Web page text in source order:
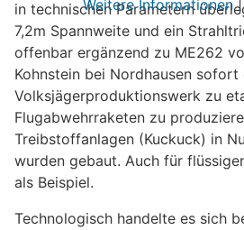
in technischen Parametern
7,2m Spannweite und ein
offenbar ergänzend zu ME262
Kohnstein bei Nordhausen sofort
Volksjägerproduktionswerk zu
Flugabwehrraketen zu
Treibstoffanlagen (Kuckuck) in
wurden gebaut. Auch für
als Beispiel.
Technologisch handelte es sich
Weitere Informationen